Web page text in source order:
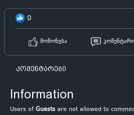
0
მოწონება კომენტარი
კომენტარები
Information
Users ofGuests are not allowed to